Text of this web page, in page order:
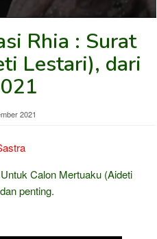
Rhia : Surat
Lestari), dari
2021
Calon Mertuaku (Aideti
penting.